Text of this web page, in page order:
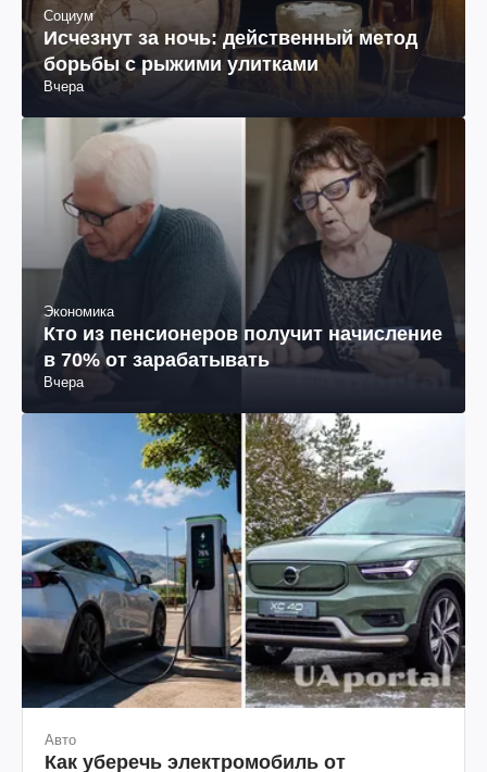
Социум
Исчезнут за ночь: действенный метод
борьбы с рыжими улитками
Вчера
Экономика
Кто из пенсионеров получит начисление
в 70% от зарабатывать
Вчера
Авто
Как уберечь электромобиль от